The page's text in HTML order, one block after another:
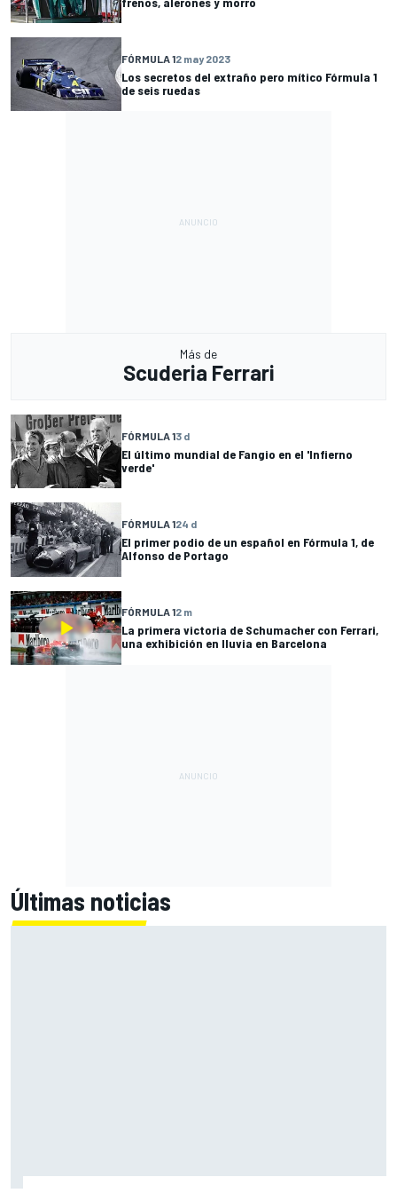
FÓRMULA 12 may 2023
Los secretos del extraño pero mítico Fórmula 1
de seis ruedas
Más de
Scuderia Ferrari
FÓRMULA 13 d
El último mundial de Fangio en el 'Infierno
verde'
FÓRMULA 124 d
El primer podio de un español en Fórmula 1, de
Alfonso de Portago
FÓRMULA 12 m
La primera victoria de Schumacher con Ferrari,
una exhibición en lluvia en Barcelona
Últimas noticias